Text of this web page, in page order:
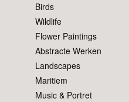
Birds
Wildlife
Flower Paintings
Abstracte Werken
Landscapes
Maritiem
Music & Portret